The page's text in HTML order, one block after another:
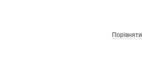
Порівняти